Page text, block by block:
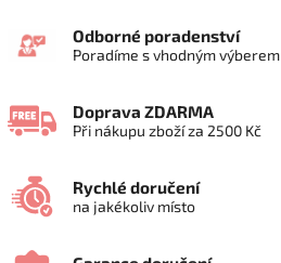
Odborné poradenství
Poradíme s vhodným výberem
Doprava ZDARMA
Při nákupu zboží za 2500 Kč
Rychlé doručení
na jakékoliv místo